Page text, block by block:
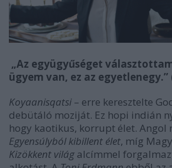
„Az együgyűséget
ügyem van, ez az
Koyaanisqatsi – erre keresztelte
debütáló moziját. Ez hopi indián
hogy kaotikus, korrupt élet. Angol
Egyensúlyból kibillent élet, míg
Kizökkent világ alcímmel